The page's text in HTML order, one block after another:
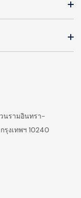
นรามอินทรา-
รุงเทพฯ 10240